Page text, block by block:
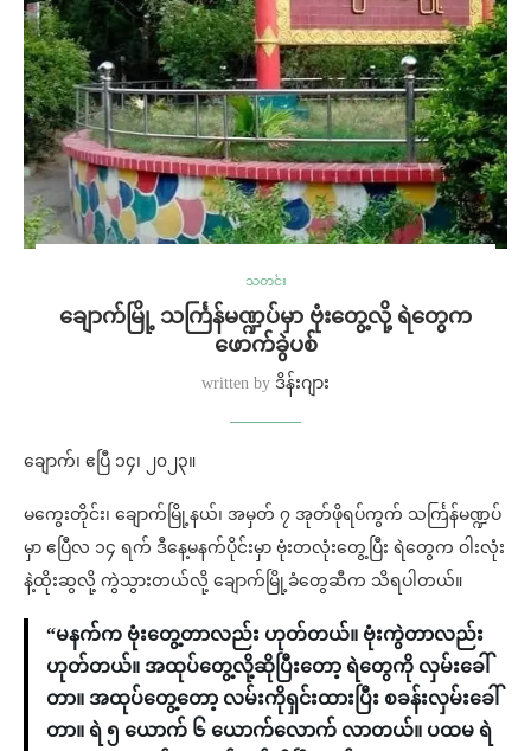
သတင်း
ချောက်မြို့ သင်္ကြန်မဏ္ဍပ်မှာ ဗုံးတွေ့လို့ ရဲတွေက
ဖောက်ခွဲပစ်
written by ဒိန်းဂျား
ချောက်၊ ဧပြီ ၁၄၊ ၂၀၂၃။
မကွေးတိုင်း၊ ချောက်မြို့နယ်၊ အမှတ် ၇ အုတ်ဖိုရပ်ကွက် သင်္ကြန်မဏ္ဍပ်
မှာ ဧပြီလ ၁၄ ရက် ဒီနေ့မနက်ပိုင်းမှာ ဗုံးတလုံးတွေ့ပြီး ရဲတွေက ဝါးလုံး
နဲ့ထိုးဆွလို့ ကွဲသွားတယ်လို့ ချောက်မြို့ခံတွေဆီက သိရပါတယ်။
“မနက်က ဗုံးတွေ့တာလည်း ဟုတ်တယ်။ ဗုံးကွဲတာလည်း
ဟုတ်တယ်။ အထုပ်တွေ့လို့ဆိုပြီးတော့ ရဲတွေကို လှမ်းခေါ်
တာ။ အထုပ်တွေ့တော့ လမ်းကိုရှင်းထားပြီး စခန်းလှမ်းခေါ်
တာ။ ရဲ ၅ ယောက် ၆ ယောက်လောက် လာတယ်။ ပထမ ရဲ